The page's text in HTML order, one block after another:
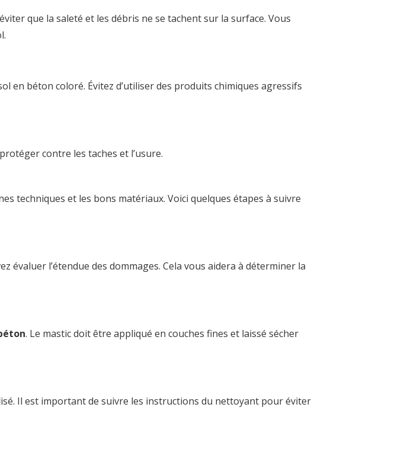
que la saleté et les débris ne se tachent sur la surface. Vous
en béton coloré. Évitez d’utiliser des produits chimiques agressifs
contre les taches et l’usure.
techniques et les bons matériaux. Voici quelques étapes à suivre
évaluer l’étendue des dommages. Cela vous aidera à déterminer la
. Le mastic doit être appliqué en couches fines et laissé sécher
Il est important de suivre les instructions du nettoyant pour éviter